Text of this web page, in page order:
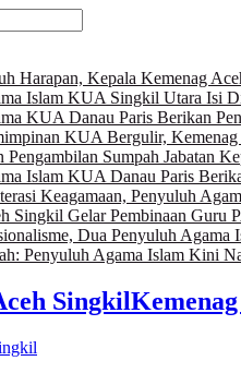
Harapan, Kepala Kemenag
Islam KUA Singkil Utara Isi
KUA Danau Paris Berikan
KUA Bergulir,
Pengambilan Sumpah Jabatan
Islam KUA Danau Paris
Keagamaan, Penyuluh
Singkil Gelar Pembinaan Guru
Dua Penyuluh
Penyuluh Agama Islam Kini